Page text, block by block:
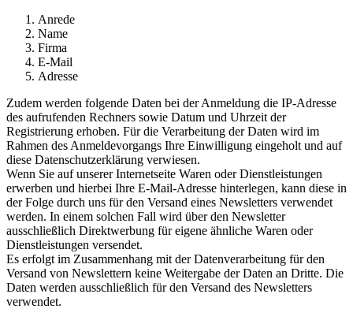
Anrede
Name
Firma
E-Mail
Adresse
Zudem werden folgende Daten bei der Anmeldung die IP-Adresse
des aufrufenden Rechners sowie Datum und Uhrzeit der
Registrierung erhoben. Für die Verarbeitung der Daten wird im
Rahmen des Anmeldevorgangs Ihre Einwilligung eingeholt und auf
diese Datenschutzerklärung verwiesen.
Wenn Sie auf unserer Internetseite Waren oder Dienstleistungen
erwerben und hierbei Ihre E-Mail-Adresse hinterlegen, kann diese in
der Folge durch uns für den Versand eines Newsletters verwendet
werden. In einem solchen Fall wird über den Newsletter
ausschließlich Direktwerbung für eigene ähnliche Waren oder
Dienstleistungen versendet.
Es erfolgt im Zusammenhang mit der Datenverarbeitung für den
Versand von Newslettern keine Weitergabe der Daten an Dritte. Die
Daten werden ausschließlich für den Versand des Newsletters
verwendet.